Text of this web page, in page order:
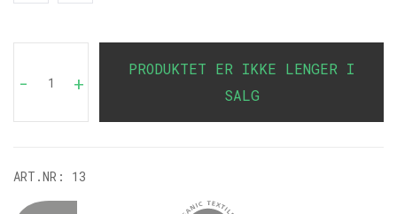
+
-
PRODUKTET ER IKKE LENGER I
SALG
ART.NR: 13